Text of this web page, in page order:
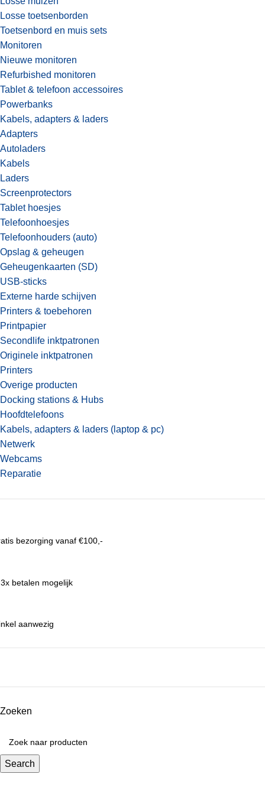
Losse toetsenborden
Toetsenbord en muis sets
Monitoren
Nieuwe monitoren
Refurbished monitoren
Tablet & telefoon accessoires
Powerbanks
Kabels, adapters & laders
Adapters
Autoladers
Kabels
Laders
Screenprotectors
Tablet hoesjes
Telefoonhoesjes
Telefoonhouders (auto)
Opslag & geheugen
Geheugenkaarten (SD)
USB-sticks
Externe harde schijven
Printers & toebehoren
Printpapier
Secondlife inktpatronen
Originele inktpatronen
Printers
Overige producten
Docking stations & Hubs
Hoofdtelefoons
Kabels, adapters & laders (laptop & pc)
Netwerk
Webcams
Reparatie
bezorging vanaf €100,-
betalen mogelijk
aanwezig
Zoeken
Search